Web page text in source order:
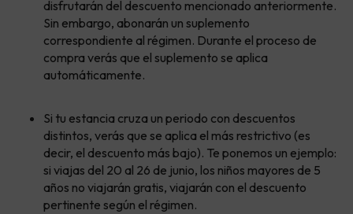
disfrutarán del descuento mencionado anteriormente.
Sin embargo, abonarán un suplemento
correspondiente al régimen. Durante el proceso de
compra verás que el suplemento se aplica
automáticamente.
Si tu estancia cruza un periodo con descuentos
distintos, verás que se aplica el más restrictivo (es
decir, el descuento más bajo). Te ponemos un ejemplo:
si viajas del 20 al 26 de junio, los niños mayores de 5
años no viajarán gratis, viajarán con el descuento
pertinente según el régimen.